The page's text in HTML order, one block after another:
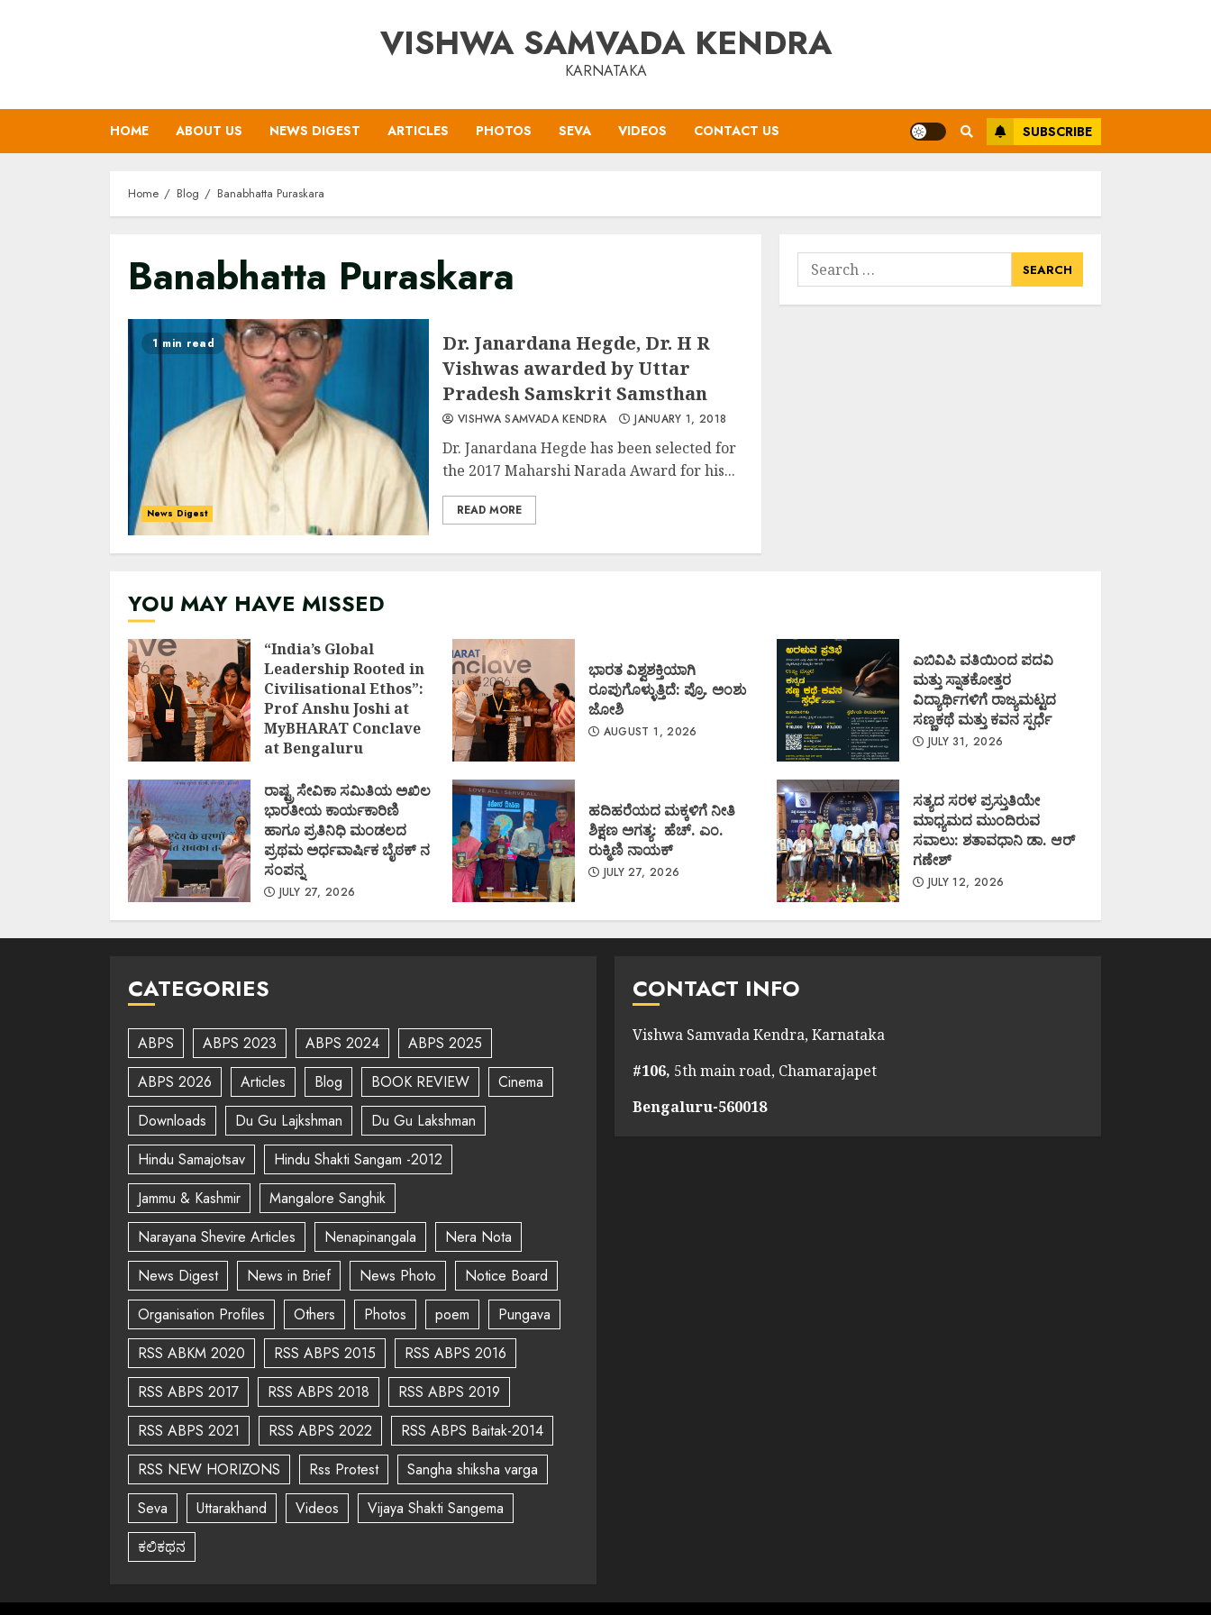
VISHWA SAMVADA KENDRA
KARNATAKA
HOME ABOUT US NEWS DIGEST ARTICLES PHOTOS SEVA VIDEOS CONTACT US SUBSCRIBE
Home Blog Banabhatta Puraskara
Banabhatta Puraskara
1 min read
News Digest
Dr. Janardana Hegde, Dr. H R
Vishwas awarded by Uttar
Pradesh Samskrit Samsthan
VISHWA SAMVADA KENDRA JANUARY 1, 2018
Dr. Janardana Hegde has been selected for
the 2017 Maharshi Narada Award for his...
READ MORE
Search
for:
YOU MAY HAVE MISSED
“India’s Global
Leadership Rooted in
Civilisational Ethos”:
Prof Anshu Joshi at
MyBHARAT Conclave
at Bengaluru
ಭಾರತ ವಿಶ್ವಶಕ್ತಿಯಾಗಿ
ರೂಪುಗೊಳ್ಳುತ್ತಿದೆ: ಪ್ರೊ. ಅಂಶು
ಜೋಶಿ
AUGUST 1, 2026
ಎಬಿವಿಪಿ ವತಿಯಿಂದ ಪದವಿ
ಮತ್ತು ಸ್ನಾತಕೋತ್ತರ
ವಿದ್ಯಾರ್ಥಿಗಳಿಗೆ ರಾಜ್ಯಮಟ್ಟದ
ಸಣ್ಣಕಥೆ ಮತ್ತು ಕವನ ಸ್ಪರ್ಧೆ
JULY 31, 2026
ರಾಷ್ಟ್ರ ಸೇವಿಕಾ ಸಮಿತಿಯ ಅಖಿಲ
ಭಾರತೀಯ ಕಾರ್ಯಕಾರಿಣಿ
ಹಾಗೂ ಪ್ರತಿನಿಧಿ ಮಂಡಲದ
ಪ್ರಥಮ ಅರ್ಧವಾರ್ಷಿಕ ಬೈಠಕ್ ನ
ಸಂಪನ್ನ
JULY 27, 2026
ಹದಿಹರೆಯದ ಮಕ್ಕಳಿಗೆ ನೀತಿ
ಶಿಕ್ಷಣ ಅಗತ್ಯ: ಹೆಚ್. ಎಂ.
ರುಕ್ಮಿಣಿ ನಾಯಕ್
JULY 27, 2026
ಸತ್ಯದ ಸರಳ ಪ್ರಸ್ತುತಿಯೇ
ಮಾಧ್ಯಮದ ಮುಂದಿರುವ
ಸವಾಲು: ಶತಾವಧಾನಿ ಡಾ. ಆರ್
ಗಣೇಶ್
JULY 12, 2026
CATEGORIES
ABPS ABPS 2023 ABPS 2024
ABPS 2025
ABPS 2026
Articles Blog BOOK REVIEW
Cinema
Downloads
Du Gu Lajkshman
Du Gu Lakshman
Hindu Samajotsav
Hindu Shakti Sangam -2012
Jammu & Kashmir
Mangalore Sanghik
Narayana Shevire Articles
Nenapinangala
Nera Nota
News Digest
News in Brief News Photo
Notice Board
Organisation Profiles
Others Photos poem
Pungava
RSS ABKM 2020
RSS ABPS 2015
RSS ABPS 2016
RSS ABPS 2017
RSS ABPS 2018
RSS ABPS 2019
RSS ABPS 2021
RSS ABPS 2022
RSS ABPS Baitak-2014
RSS NEW HORIZONS
Rss Protest
Sangha shiksha varga
Seva
Uttarakhand Videos
Vijaya Shakti Sangema
ಕಲಿಕಥನ
CONTACT INFO
Vishwa Samvada Kendra, Karnataka
#106, 5th main road, Chamarajapet
Bengaluru-560018